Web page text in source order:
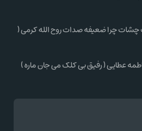
چرا ضعیفه صدات روح الله کرمی (
عطایی ( رفیق بی کلک می جان ماره )